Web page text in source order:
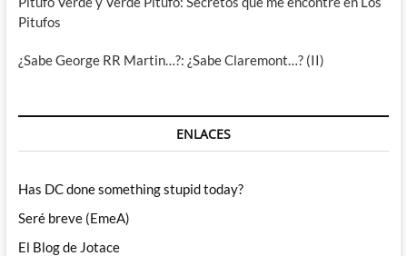
Pitufos
¿Sabe George RR Martin…?: ¿Sabe Claremont…? (II)
ENLACES
Has DC done something stupid today?
Seré breve (EmeA)
El Blog de Jotace